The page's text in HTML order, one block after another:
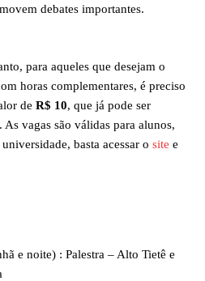
debates importantes.
para aqueles que desejam o
horas complementares, é preciso
de R$ 10, que já pode ser
vagas são válidas para alunos,
basta acessar o site e
e noite) : Palestra – Alto Tietê e